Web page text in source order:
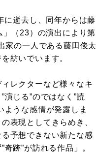
に逝去し、同年からは藤
（23）の演出により第
家の一人である藤田俊太
紡いでいます。
レクターなど様々なキ
じる”のではなく”読
ような感情が発露しま
表現としてきらめき、
予想できない新たな感
跡”が訪れる作品」。